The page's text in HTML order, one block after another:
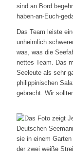
sind an Bord
haben-an-Euch-
Das Team leiste
unheimlich
was, was die
nettes Team. Das
Seeleute als sehr
philippinischen
gebracht. Wir